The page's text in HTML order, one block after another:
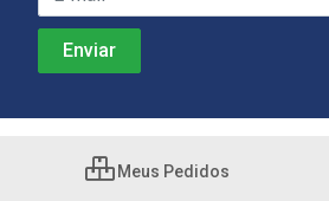
Meus Pedidos